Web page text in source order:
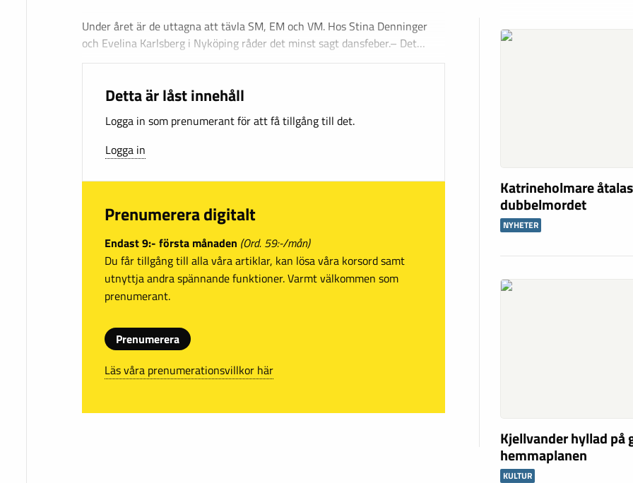
Under året är de uttagna att tävla SM, EM och VM. Hos Stina Denninger
och Evelina Karlsberg i Nyköping råder det minst sagt dansfeber.– Det…
Detta är låst innehåll
Logga in som prenumerant för att få tillgång till det.
Logga in
Prenumerera digitalt
Endast 9:- första månaden (Ord. 59:-/mån)
Du får tillgång till alla våra artiklar, kan lösa våra korsord samt
utnyttja andra spännande funktioner. Varmt välkommen som
prenumerant.
Prenumerera
Läs våra prenumerationsvillkor här
Katrineholmare
dubbelmordet
NYHETER
Kjellvander hyllad på
hemmaplanen
KULTUR